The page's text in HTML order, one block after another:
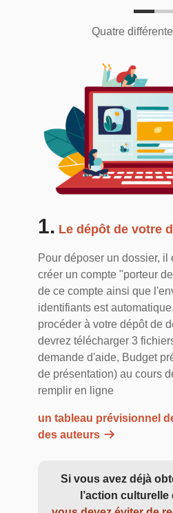
Quatre
1. Le dépôt de votre
Pour déposer un dossier, il
créer un compte "porteur
de ce compte ainsi que
identifiants est
procéder à votre dépôt de
devrez télécharger 3
demande d'aide, Budget
de présentation) au cours
remplir en ligne
un tableau prévisionnel
des auteurs
Si vous avez déjà
l’action culturelle